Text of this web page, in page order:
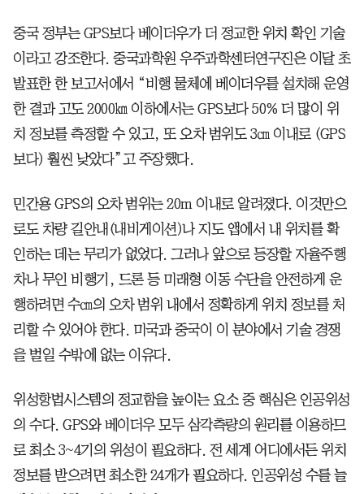
중국 정부는 GPS보다 베이더우가 더 정교한 위치 확인 기술
이라고 강조한다. 중국과학원 우주과학센터연구진은 이달 초
발표한 한 보고서에서 “비행 물체에 베이더우를 설치해 운영
한 결과 고도 2000㎞ 이하에서는 GPS보다 50% 더 많이 위
치 정보를 측정할 수 있고, 또 오차 범위도 3㎝ 이내로 (GPS
보다) 훨씬 낮았다”고 주장했다.
민간용 GPS의 오차 범위는 20m 이내로 알려졌다. 이것만으
로도 차량 길안내(내비게이션)나 지도 앱에서 내 위치를 확
인하는 데는 무리가 없었다. 그러나 앞으로 등장할 자율주행
차나 무인 비행기, 드론 등 미래형 이동 수단을 안전하게 운
행하려면 수㎝의 오차 범위 내에서 정확하게 위치 정보를 처
리할 수 있어야 한다. 미국과 중국이 이 분야에서 기술 경쟁
을 벌일 수밖에 없는 이유다.
위성항법시스템의 정교함을 높이는 요소 중 핵심은 인공위성
의 수다. GPS와 베이더우 모두 삼각측량의 원리를 이용하므
로 최소 3~4기의 위성이 필요하다. 전 세계 어디에서든 위치
정보를 받으려면 최소한 24개가 필요하다. 인공위성 수를 늘